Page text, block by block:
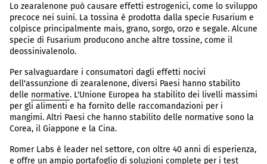
Lo zearalenone può causare effetti estrogenici, come lo sviluppo
precoce nei suini. La tossina è prodotta dalla specie Fusarium e
colpisce principalmente mais, grano, sorgo, orzo e segale. Alcune
specie di Fusarium producono anche altre tossine, come il
deossinivalenolo.
Per salvaguardare i consumatori dagli effetti nocivi
dell'assunzione di zearalenone, diversi Paesi hanno stabilito
delle normative. L'Unione Europea ha stabilito dei livelli massimi
per gli alimenti e ha fornito delle raccomandazioni per i
mangimi. Altri Paesi che hanno stabilito delle normative sono la
Corea, il Giappone e la Cina.
Romer Labs è leader nel settore, con oltre 40 anni di esperienza,
e offre un ampio portafoglio di soluzioni complete per i test